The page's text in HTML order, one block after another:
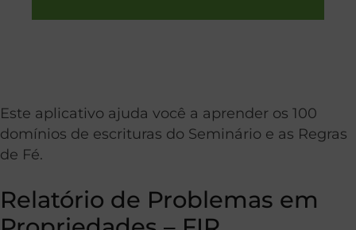
Este aplicativo ajuda você a aprender os 100
domínios de escrituras do Seminário e as Regras
de Fé.
Relatório de Problemas em